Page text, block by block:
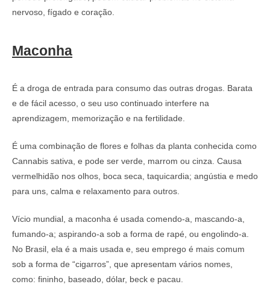
nervoso, fígado e coração.
Maconha
É a droga de entrada para consumo das outras drogas. Barata
e de fácil acesso, o seu uso continuado interfere na
aprendizagem, memorização e na fertilidade.
É uma combinação de flores e folhas da planta conhecida como
Cannabis sativa, e pode ser verde, marrom ou cinza. Causa
vermelhidão nos olhos, boca seca, taquicardia; angústia e medo
para uns, calma e relaxamento para outros.
Vício mundial, a maconha é usada comendo-a, mascando-a,
fumando-a; aspirando-a sob a forma de rapé, ou engolindo-a.
No Brasil, ela é a mais usada e, seu emprego é mais comum
sob a forma de “cigarros”, que apresentam vários nomes,
como: fininho, baseado, dólar, beck e pacau.